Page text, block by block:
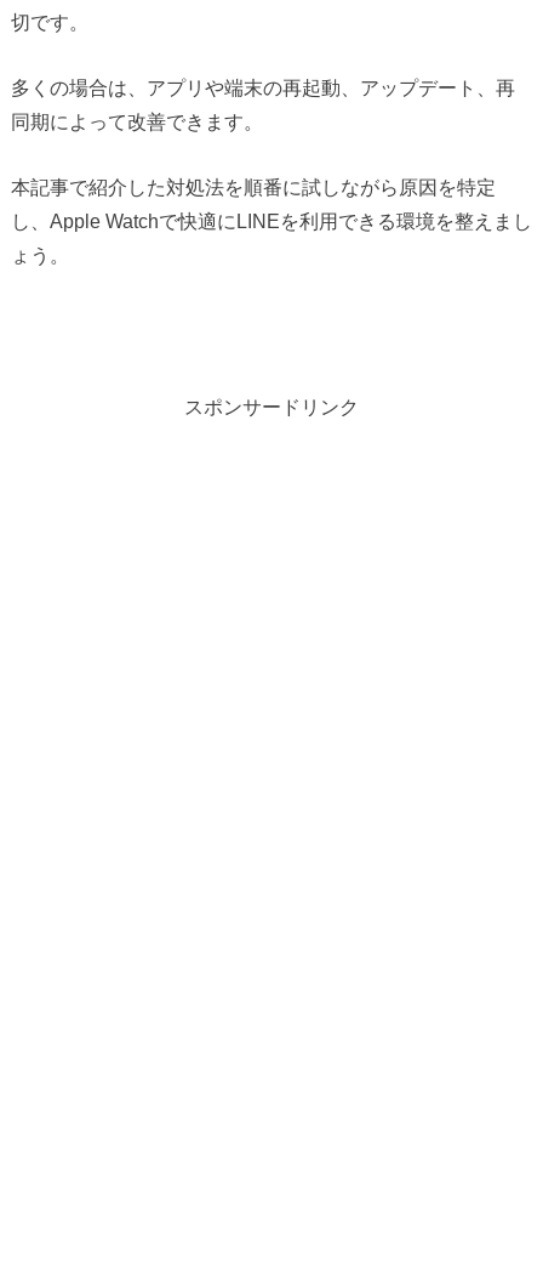
切です。
多くの場合は、アプリや端末の再起動、アップデート、再
同期によって改善できます。
本記事で紹介した対処法を順番に試しながら原因を特定
し、Apple Watchで快適にLINEを利用できる環境を整えまし
ょう。
スポンサードリンク